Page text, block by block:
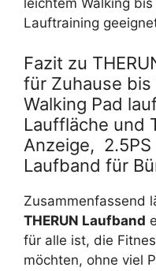
Lauftraining
Fazit zu
für Zuhause bis
Walking Pad
Lauffläche und
Anzeige,
Laufband für
Zusammenfassend
THERUN Laufband
für alle ist, die
möchten, ohne viel